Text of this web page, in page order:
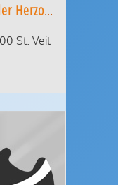
Stadtführung - Wo einst der Herzog residierte
St. Veit